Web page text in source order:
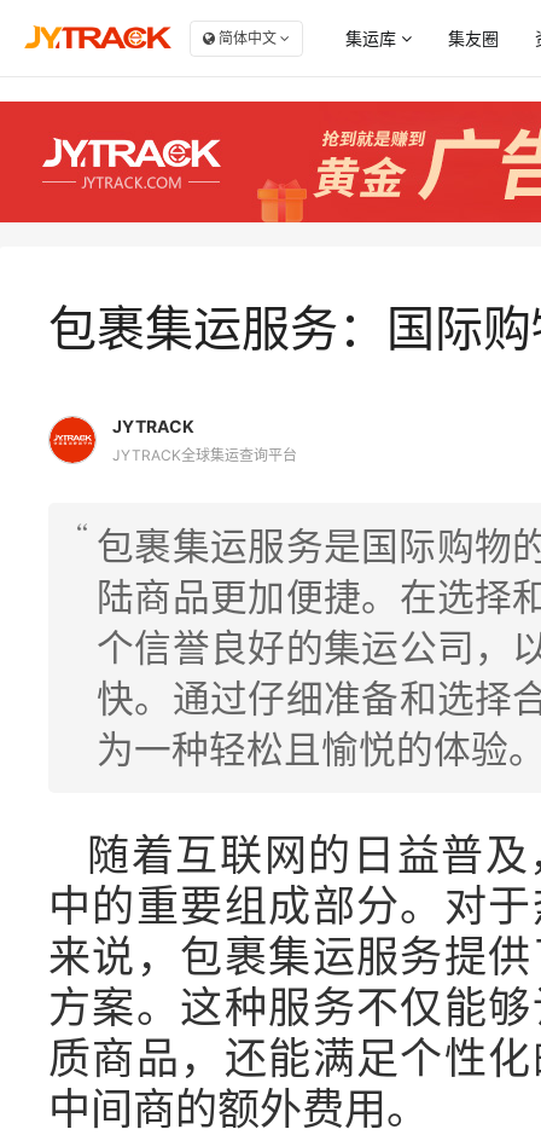
简体中文 集运库
服务商大全
集友圈
商
集
包裹集运服务：国际
JYTRACK
JYTRACK全球集运查询平台
包裹集运服务是国际购物
陆商品更加便捷。在选择
个信誉良好的集运公司，
快。通过仔细准备和选择
为一种轻松且愉悦的体验
随着互联网的日益普
中的重要组成部分。对
来说，包裹集运服务提
方案。这种服务不仅能
质商品，还能满足个性
中间商的额外费用。